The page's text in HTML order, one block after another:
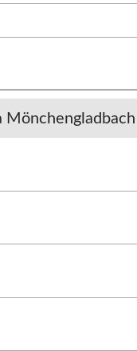
Mönchengladbach